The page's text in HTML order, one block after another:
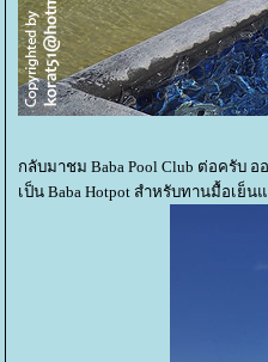
กลับมาชม Baba Pool Club ต่อครับ
เป็น Baba Hotpot สำหรับทานมื้อเย็